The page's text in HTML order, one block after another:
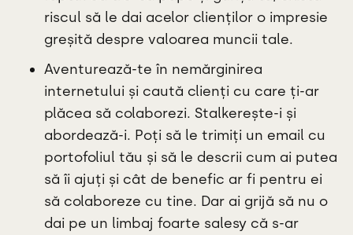
riscul să le dai acelor clienților o impresie
greșită despre valoarea muncii tale.
Aventurează-te în nemărginirea
internetului și caută clienți cu care ți-ar
plăcea să colaborezi. Stalkerește-i și
abordează-i. Poți să le trimiți un email cu
portofoliul tău și să le descrii cum ai putea
să îi ajuți și cât de benefic ar fi pentru ei
să colaboreze cu tine. Dar ai grijă să nu o
dai pe un limbaj foarte salesy că s-ar